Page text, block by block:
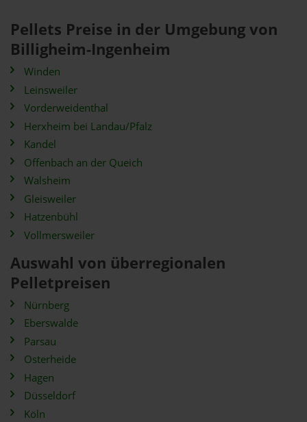
Pellets Preise in der Umgebung von
Billigheim-Ingenheim
Winden
Leinsweiler
Vorderweidenthal
Herxheim bei Landau/Pfalz
Kandel
Offenbach an der Queich
Walsheim
Gleisweiler
Hatzenbühl
Vollmersweiler
Auswahl von überregionalen
Pelletpreisen
Nürnberg
Eberswalde
Parsau
Osterheide
Hagen
Düsseldorf
Köln